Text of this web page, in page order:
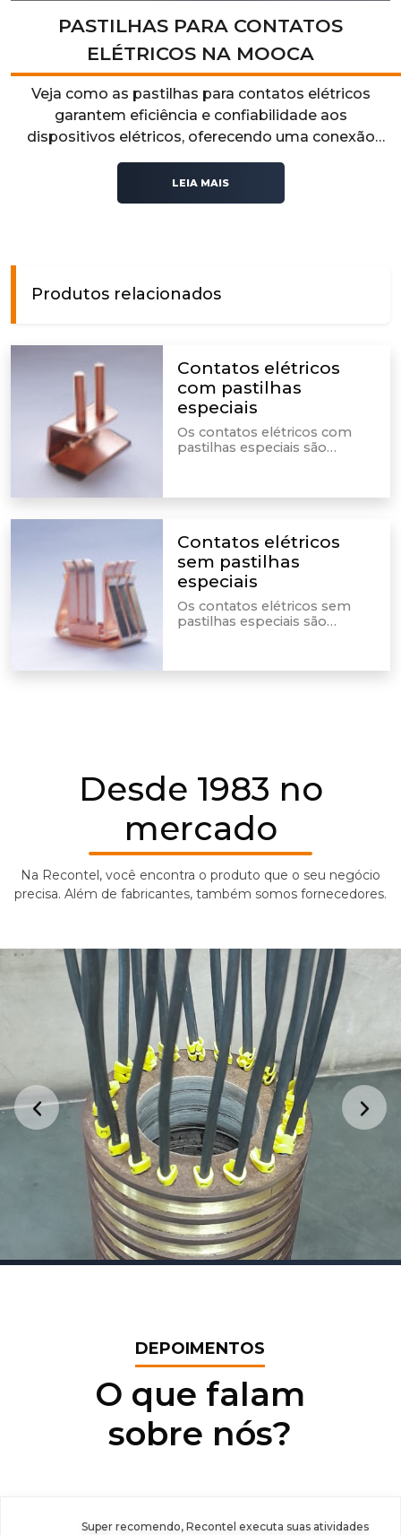
PASTILHAS PARA CONTATOS
ELÉTRICOS NA MOOCA
Veja como as pastilhas para contatos elétricos
garantem eficiência e confiabilidade aos
dispositivos elétricos, oferecendo uma conexão
estável e durável para diversas aplicações.
LEIA MAIS
Produtos relacionados
Contatos elétricos
com pastilhas
especiais
Os contatos elétricos com
pastilhas especiais são
Contatos elétricos
sem pastilhas
especiais
Os contatos elétricos sem
pastilhas especiais são
sendo feita por meio deles as
Desde 1983 no
mercado
Na Recontel, você encontra o produto que o seu negócio
precisa. Além de fabricantes, também somos fornecedores.
DEPOIMENTOS
O que falam
sobre nós?
Super recomendo, Recontel executa suas atividades